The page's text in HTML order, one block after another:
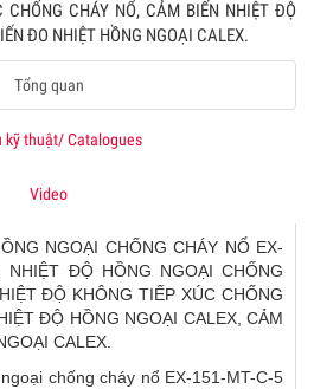
CHỐNG CHÁY NỔ, CẢM BIẾN NHIỆT ĐỘ
ĐO NHIỆT HỒNG NGOẠI CALEX.
Tổng quan
kỹ thuật/ Catalogues
Video
NGOẠI CHỐNG CHÁY NỔ EX-
NHIỆT ĐỘ HỒNG NGOẠI CHỐNG
ĐỘ KHÔNG TIẾP XÚC CHỐNG
ĐỘ HỒNG NGOẠI CALEX, CẢM
CALEX.
chống cháy nổ EX-151-MT-C-5